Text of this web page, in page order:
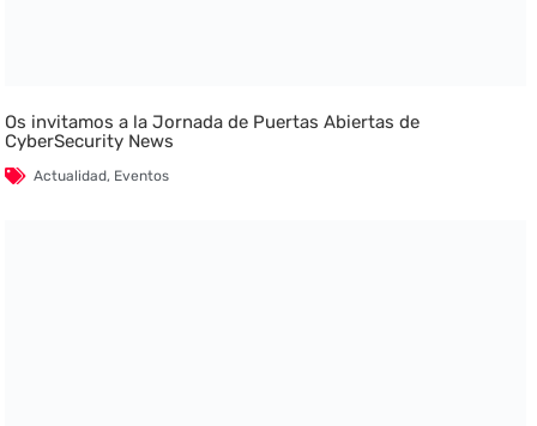
Os invitamos a la Jornada de Puertas Abiertas de
CyberSecurity News
Actualidad, Eventos